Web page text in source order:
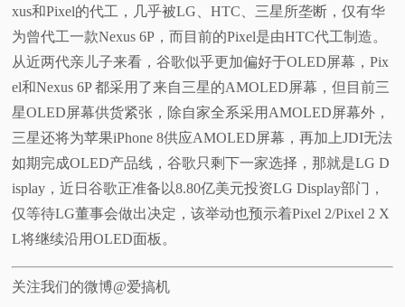
体
验
专
题
xus和Pixel的代工，几乎被LG、HTC、三星所垄断，仅有华
为曾代工一款Nexus 6P，而目前的Pixel是由HTC代工制造。
从近两代亲儿子来看，谷歌似乎更加偏好于OLED屏幕，Pix
el和Nexus 6P 都采用了来自三星的AMOLED屏幕，但目前三
星OLED屏幕供货紧张，除自家全系采用AMOLED屏幕外，
三星还将为苹果iPhone 8供应AMOLED屏幕，再加上JDI无法
如期完成OLED产品线，谷歌只剩下一家选择，那就是LG D
isplay，近日谷歌正准备以8.80亿美元投资LG Display部门，
仅等待LG董事会做出决定，该举动也预示着Pixel 2/Pixel 2 X
L将继续沿用OLED面板。
关注我们的微博@爱搞机